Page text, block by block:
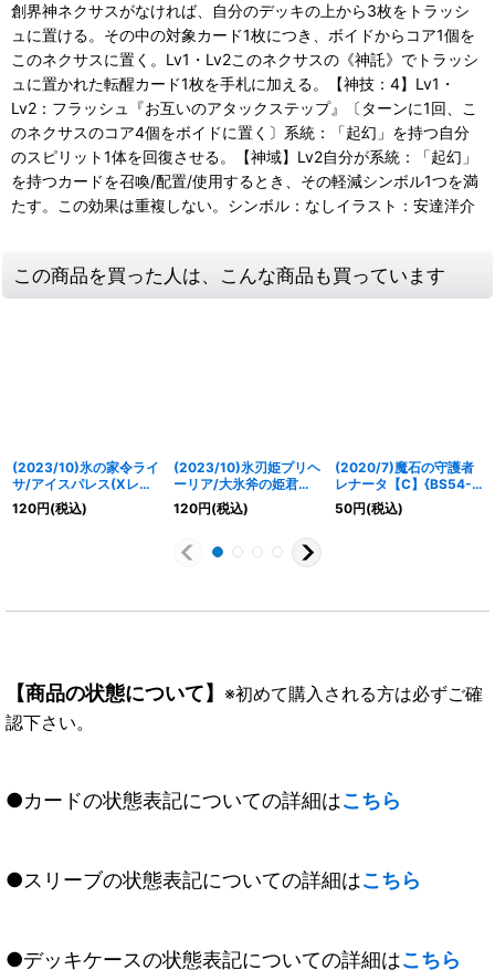
創界神ネクサスがなければ、自分のデッキの上から3枚をトラッシ
ュに置ける。その中の対象カード1枚につき、ボイドからコア1個を
このネクサスに置く。Lv1・Lv2このネクサスの《神託》でトラッシ
ュに置かれた転醒カード1枚を手札に加える。【神技：4】Lv1・
Lv2：フラッシュ『お互いのアタックステップ』〔ターンに1回、こ
のネクサスのコア4個をボイドに置く〕系統：「起幻」を持つ自分
のスピリット1体を回復させる。【神域】Lv2自分が系統：「起幻」
を持つカードを召喚/配置/使用するとき、その軽減シンボル1つを満
たす。この効果は重複しない。シンボル：なしイラスト：安達洋介
この商品を買った人は、こんな商品も買っています
(2023/10)氷の家令ライ
サ/アイスパレス(Xレア
仕様/BSC41収録)【転醒
R】{BS55-
120円(税込)
(2023/10)氷刃姫プリヘ
ーリア/大氷斧の姫君プ
リヘーリア(Xレア仕
様/BSC41収録)【転醒
044a/BS55-044b}
120円(税込)
(2020/7)魔石の守護者
レナータ【C】{BS54-
033}《白》
50円(税込)
【商品の状態について】 ※初めて購入される方は必ずご確
認下さい。
●カードの状態表記についての詳細はこちら
●スリーブの状態表記についての詳細はこちら
●デッキケースの状態表記についての詳細はこちら